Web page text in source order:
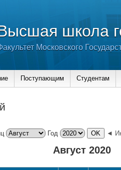
школа
Московского
Поступающим Студентам
Год ◄
Август 2020